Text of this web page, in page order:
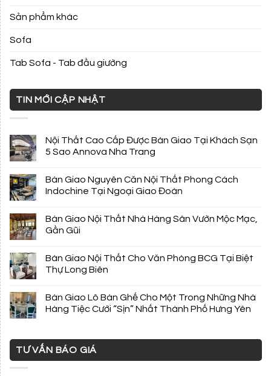
Sản phẩm khác
Sofa
Tab Sofa - Tab đầu giường
TIN MỚI CẬP NHẬT
Nội Thất Cao Cấp Được Bàn Giao Tại Khách Sạn
5 Sao Annova Nha Trang
Bàn Giao Nguyên Căn Nội Thất Phong Cách
Indochine Tại Ngoại Giao Đoàn
Bàn Giao Nội Thất Nhà Hàng Sân Vườn Mộc Mạc,
Gần Gũi
Bàn Giao Nội Thất Cho Văn Phòng BCG Tại Biệt
Thự Long Biên
Bàn Giao Lô Bàn Ghế Cho Một Trong Những Nhà
Hàng Tiệc Cưới “Sịn” Nhất Thành Phố Hưng Yên
TƯ VẤN BÁO GIÁ